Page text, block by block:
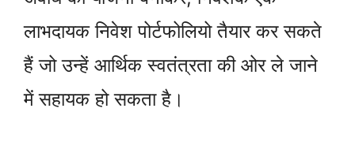
लाभदायक निवेश पोर्टफोलियो तैयार कर सकते
हैं जो उन्हें आर्थिक स्वतंत्रता की ओर ले जाने
में सहायक हो सकता है।